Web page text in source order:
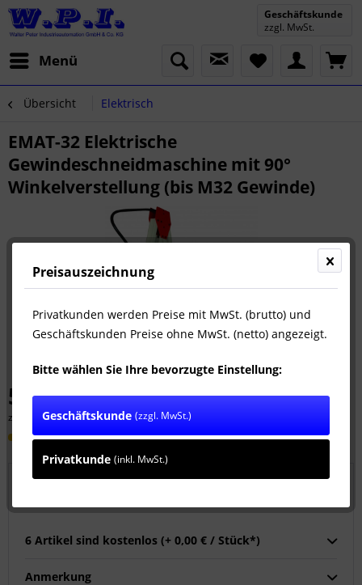
Menü
Geschäftskunde
zzgl. MwSt.
Übersicht Elektrisch
EMAT-32 Elektrische
Gewindeschneidmaschine mit 90°
Winkelverstellung (bis M32 Gewinde)
5.890,00 € *
zzgl. MwSt.zzgl. Versandkosten
Lieferzeit ca. 10 Werktage
6 Artikel sind kostenlos (+ 0,00 € / Stück*)
Anmerkung
Preisauszeichnung
Privatkunden werden Preise mit MwSt. (brutto) und
Geschäftskunden Preise ohne MwSt. (netto) angezeigt.
Bitte wählen Sie Ihre bevorzugte Einstellung:
Geschäftskunde (zzgl. MwSt.)
Privatkunde (inkl. MwSt.)